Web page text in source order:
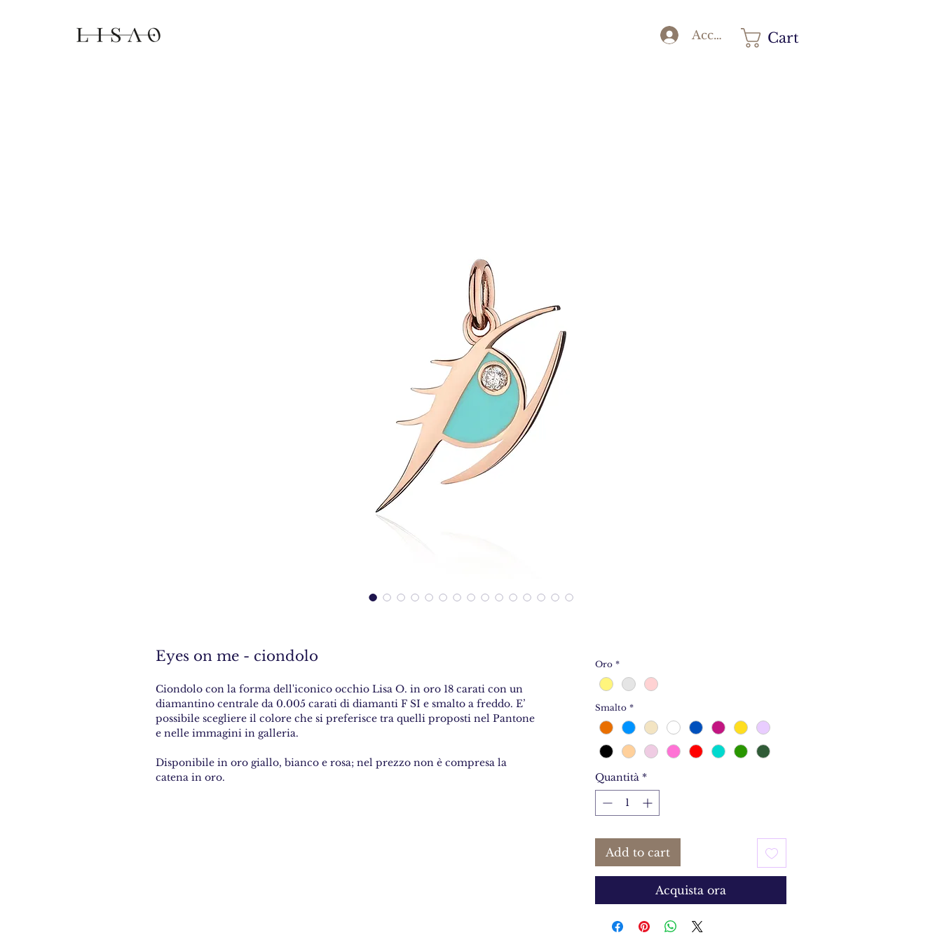
Accedi Cart
Eyes on me - ciondolo
Ciondolo con la forma dell'iconico occhio Lisa O. in oro 18 carati con un
diamantino centrale da 0.005 carati di diamanti F SI e smalto a freddo. E’
possibile scegliere il colore che si preferisce tra quelli proposti nel Pantone
e nelle immagini in galleria.
Disponibile in oro giallo, bianco e rosa; nel prezzo non è compresa la
catena in oro.
Oro *
Smalto *
Quantità *
Add to cart
Acquista ora